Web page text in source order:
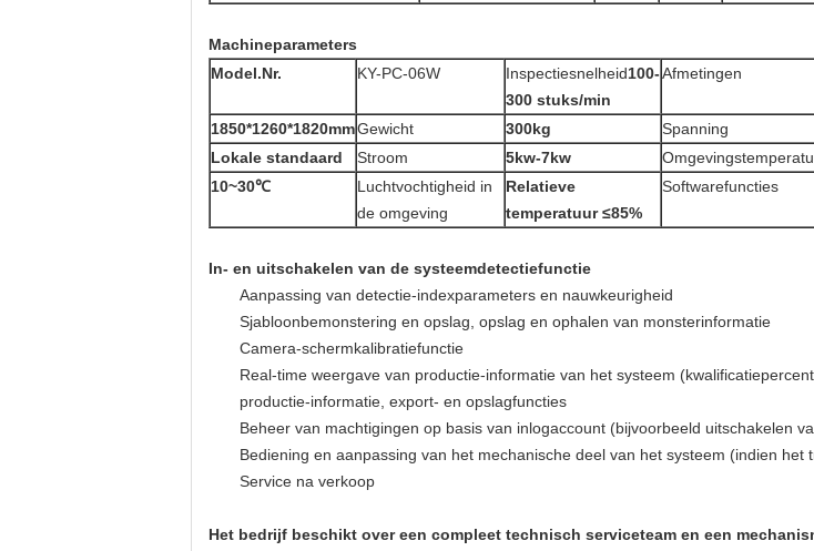
Machineparameters
Model.Nr.
KY-PC-06W Inspectiesnelheid100-
300 stuks/min
Afmetingen
1850*1260*1820mmGewicht 300kg
Spanning
Lokale standaard
Stroom 5kw-7kw
10~30℃
Luchtvochtigheid in
de omgeving
Relatieve
temperatuur ≤85%
Softwarefuncties
In- en uitschakelen van de systeemdetectiefunctie
Aanpassing van detectie-indexparameters en nauwkeurigheid
Sjabloonbemonstering en opslag, opslag en ophalen van monsterinformatie
Camera-schermkalibratiefunctie
Real-time weergave van productie-informatie van het systeem
productie-informatie, export- en opslagfuncties
Beheer van machtigingen op basis van inlogaccount (bijvoorbeeld uitschakelen
Bediening en aanpassing van het mechanische deel van het systeem (indien
Service na verkoop
Het bedrijf beschikt over een compleet technisch serviceteam en een